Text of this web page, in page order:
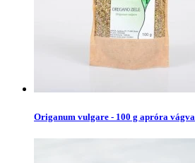
Origanum vulgare - 100 g apróra vágva